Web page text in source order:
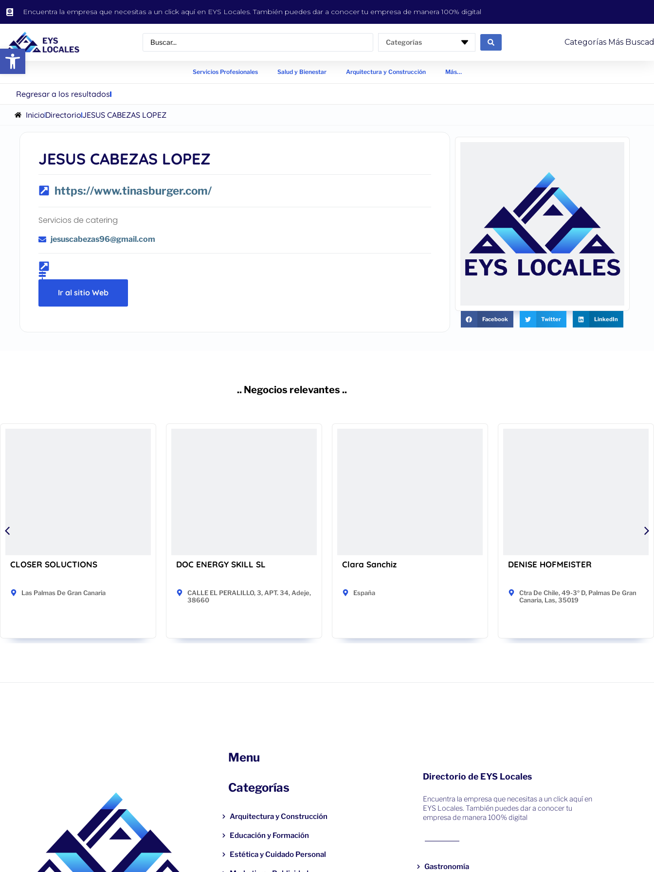
Abrir barra de herramientas
Encuentra la empresa que necesitas a un click aquí en EYS Locales. También puedes dar a conocer tu empresa de manera 100% digital
Categorías Categorías Más
Servicios Profesionales Salud y Bienestar Arquitectura y Construcción Más…
Regresar a los resultados
InicioDirectorioJESUS CABEZAS LOPEZ
JESUS CABEZAS LOPEZ
https://www.tinasburger.com/
Servicios de catering
jesuscabezas96@gmail.com
Ir al sitio Web
Facebook Twitter LinkedIn
.. Negocios relevantes ..
CLOSER SOLUCTIONS
Las Palmas De Gran Canaria
DOC ENERGY SKILL SL
CALLE EL PERALILLO, 3, APT. 34, Adeje,
38660
Clara Sanchiz
España
DENISE HOFMEISTER
Ctra De Chile, 49-3º D, Palmas De Gran
Canaria, Las, 35019
Menu
Categorías
Arquitectura y Construcción
Educación y Formación
Estética y Cuidado Personal
Directorio de EYS Locales
Encuentra la empresa que necesitas a un click aquí en
EYS Locales. También puedes dar a conocer tu
empresa de manera 100% digital
Gastronomía